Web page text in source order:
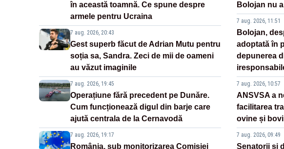
în această toamnă. Ce spune despre
armele pentru Ucraina
7 aug. 2026, 20:43
Gest superb făcut de Adrian Mutu pentru
soția sa, Sandra. Zeci de mii de oameni
au văzut imaginile
7 aug. 2026, 19:45
Operațiune fără precedent pe Dunăre.
Cum funcționează digul din barje care
ajută centrala de la Cernavodă
7 aug. 2026, 19:17
România, sub monitorizarea Comisiei
Bolojan nu
7 aug. 2026, 11:51
Bolojan,
adoptată în
depunerea
7 aug. 2026, 10:57
ANSVSA a
facilitarea
ovine și
7 aug. 2026, 09:49
Senatorii și